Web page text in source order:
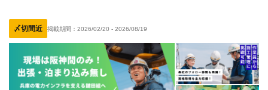
夜勤あり 直帰・直行OK 土日休み
〆切間近 掲載期間： 2026/02/20 - 2026/08/19